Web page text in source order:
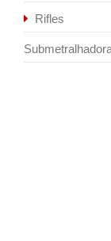
Rifles